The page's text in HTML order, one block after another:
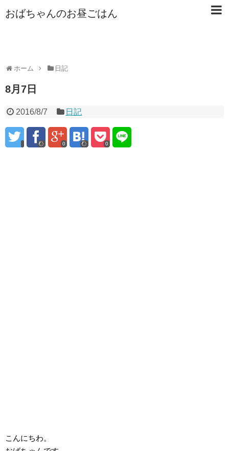
おばちゃんのお昼ごはん
ホーム 日記
8月7日
2016/8/7 日記
0 0
こんにちわ。